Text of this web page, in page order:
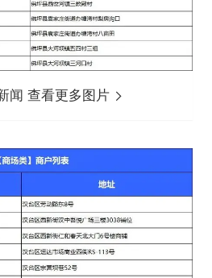
闻 查看更多图片